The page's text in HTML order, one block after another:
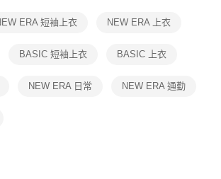
需取消欲退款等相關疑問，請聯繫「AFTEE先享後付
netprotections.freshdesk.com/support/home
份有限公司提供之「AFTEE先享後付」服務完成之交
有限公司。
事先徵得法定代理人或監護人之同意方可使用
後付」時，將依據個別帳號之用戶狀況，依本公司即
ERA 短袖上衣 NEW ERA 上衣
BASIC 短袖上衣 BASIC 上衣
NEW ERA 日常 NEW ERA 通勤